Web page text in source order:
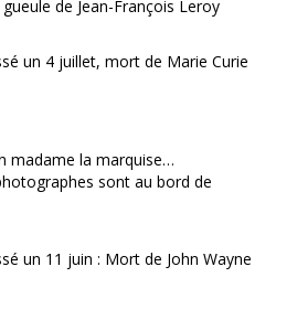
de Jean-François Leroy
un 4 juillet, mort de Marie Curie
madame la marquise…
sont au bord de
un 11 juin : Mort de John Wayne